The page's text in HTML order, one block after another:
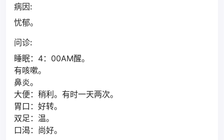
病因:
忧郁。
问诊:
睡眠：4：00AM醒。
有咳嗽。
鼻炎。
大便：稍利。有时一天两次。
胃口：好转。
双足：温。
口渴：尚好。